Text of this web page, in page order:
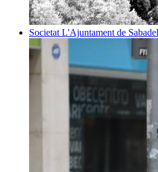
Societat L'Ajuntament de